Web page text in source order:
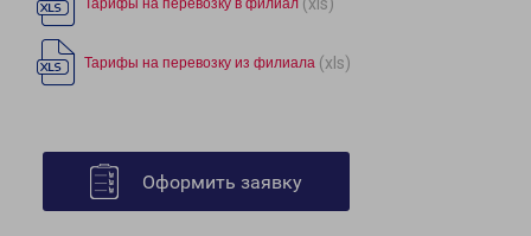
Тарифы на перевозку в филиал
Тарифы на перевозку из филиала (xls)
Оформить заявку